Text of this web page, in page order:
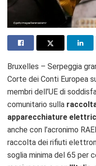
Bruxelles – Serpeggia
Corte dei Conti Europea
membri dell’UE di
comunitario sulla
apparecchiature
anche con l’acronimo
raccolta dei rifiuti
soglia minima del 65 per